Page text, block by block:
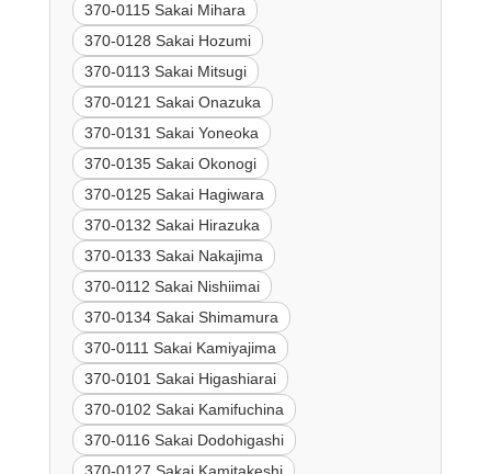
370-0115 Sakai Mihara
370-0128 Sakai Hozumi
370-0113 Sakai Mitsugi
370-0121 Sakai Onazuka
370-0131 Sakai Yoneoka
370-0135 Sakai Okonogi
370-0125 Sakai Hagiwara
370-0132 Sakai Hirazuka
370-0133 Sakai Nakajima
370-0112 Sakai Nishiimai
370-0134 Sakai Shimamura
370-0111 Sakai Kamiyajima
370-0101 Sakai Higashiarai
370-0102 Sakai Kamifuchina
370-0116 Sakai Dodohigashi